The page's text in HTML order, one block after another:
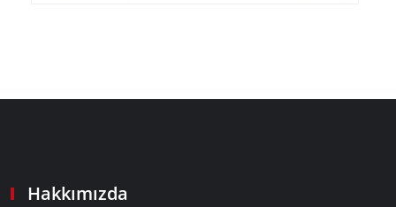
Hakkımızda